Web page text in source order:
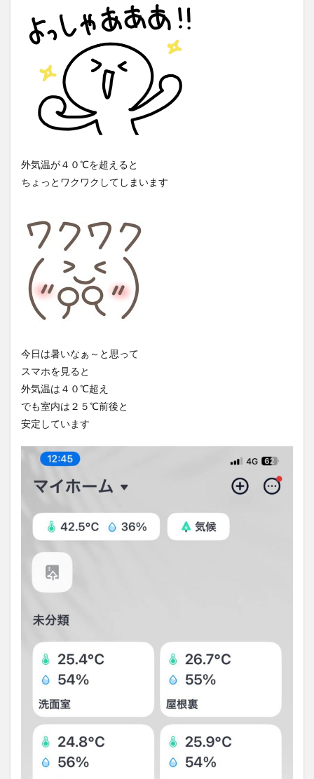
外気温が４０℃を超えると
ちょっとワクワクしてしまいます
今日は暑いなぁ～と思って
スマホを見ると
外気温は４０℃超え
でも室内は２５℃前後と
安定しています